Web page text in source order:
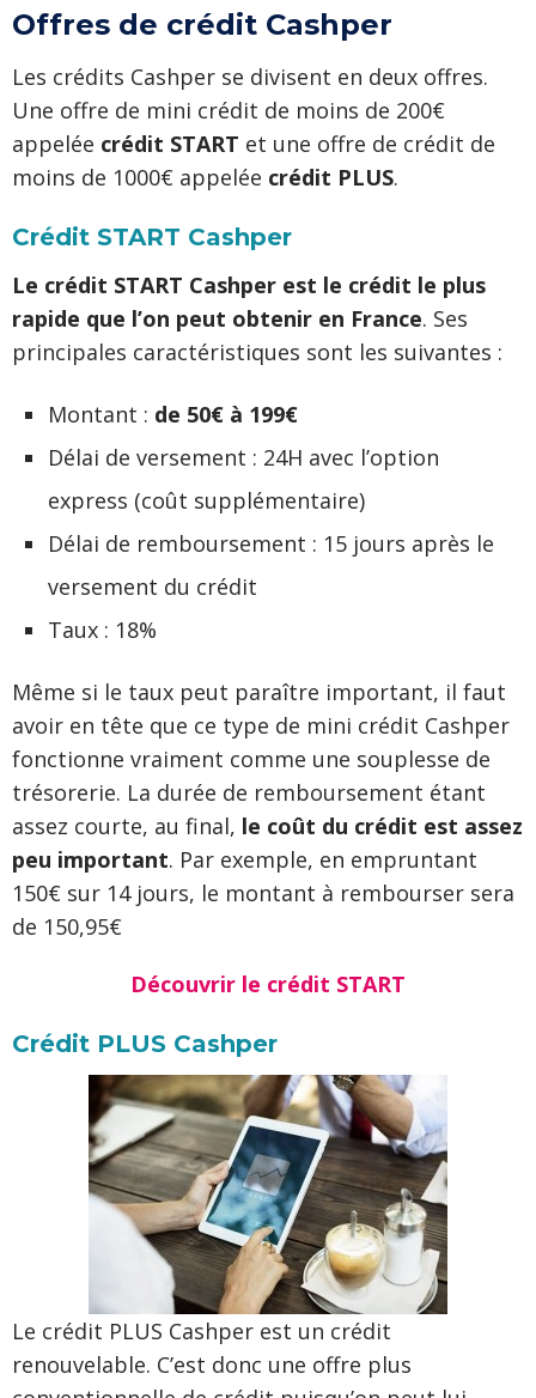
Offres de crédit Cashper
Les crédits Cashper se divisent en deux offres.
Une offre de mini crédit de moins de 200€
appelée crédit START et une offre de crédit de
moins de 1000€ appelée crédit PLUS.
Crédit START Cashper
Le crédit START Cashper est le crédit le plus
rapide que l’on peut obtenir en France. Ses
principales caractéristiques sont les suivantes :
Montant : de 50€ à 199€
Délai de versement : 24H avec l’option
express (coût supplémentaire)
Délai de remboursement : 15 jours après le
versement du crédit
Taux : 18%
Même si le taux peut paraître important, il faut
avoir en tête que ce type de mini crédit Cashper
fonctionne vraiment comme une souplesse de
trésorerie. La durée de remboursement étant
assez courte, au final, le coût du crédit est assez
peu important. Par exemple, en empruntant
150€ sur 14 jours, le montant à rembourser sera
de 150,95€
Découvrir le crédit START
Crédit PLUS Cashper
Le crédit PLUS Cashper est un crédit
renouvelable. C’est donc une offre plus